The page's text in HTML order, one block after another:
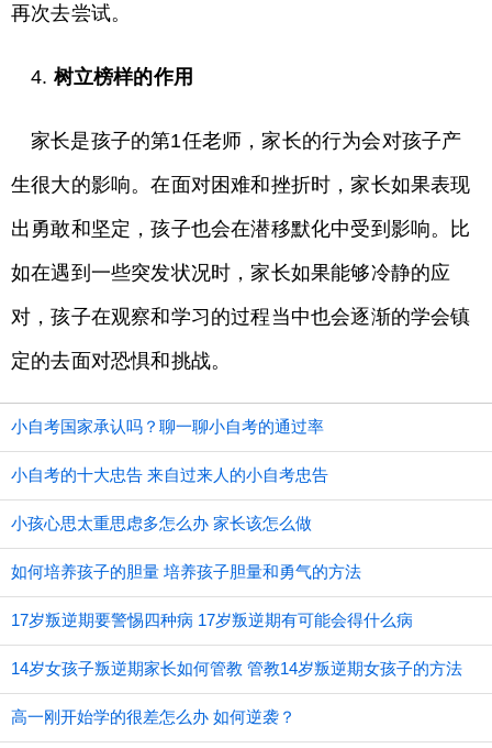
再次去尝试。
4. 树立榜样的作用
家长是孩子的第1任老师，家长的行为会对孩子产
生很大的影响。在面对困难和挫折时，家长如果表现
出勇敢和坚定，孩子也会在潜移默化中受到影响。比
如在遇到一些突发状况时，家长如果能够冷静的应
对，孩子在观察和学习的过程当中也会逐渐的学会镇
定的去面对恐惧和挑战。
小自考国家承认吗？聊一聊小自考的通过率
小自考的十大忠告 来自过来人的小自考忠告
小孩心思太重思虑多怎么办 家长该怎么做
如何培养孩子的胆量 培养孩子胆量和勇气的方法
17岁叛逆期要警惕四种病 17岁叛逆期有可能会得什么病
14岁女孩子叛逆期家长如何管教 管教14岁叛逆期女孩子的方法
高一刚开始学的很差怎么办 如何逆袭？